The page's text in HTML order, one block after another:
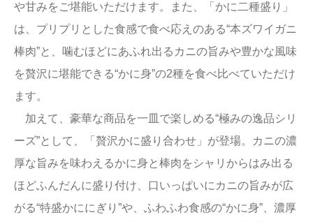
や甘みをご堪能いただけます。また、「かに二種盛り」
は、プリプリとした食感で食べ応えのある“本ズワイガニ
棒肉”と、噛むほどにあふれ出るカニの旨みや豊かな風味
を贅沢に堪能できる“かに身”の2種を食べ比べていただけ
ます。
加えて、豪華な商品を一皿で楽しめる“極みの逸品シリ
ーズ”として、「贅沢かに盛り合わせ」が登場。カニの濃
厚な旨みを味わえるかに身と棒肉をシャリからはみ出る
ほどふんだんに盛り付け、口いっぱいにカニの旨みが広
がる“特盛かににぎり”や、ふわふわ食感の“かに身”、濃厚